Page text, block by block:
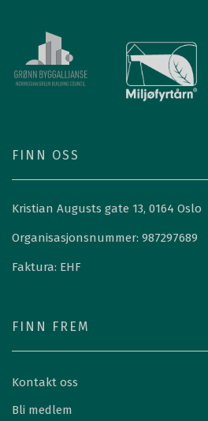
FINN OSS
Kristian Augusts gate 13, 0164 Oslo
Organisasjonsnummer: 987297689
Faktura: EHF
FINN FREM
Kontakt oss
Bli medlem